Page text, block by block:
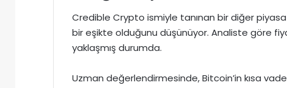
Credible Crypto ismiyle tanınan bir diğer
bir eşikte olduğunu düşünüyor. Analiste göre
yaklaşmış durumda.
Uzman değerlendirmesinde, Bitcoin’in kısa